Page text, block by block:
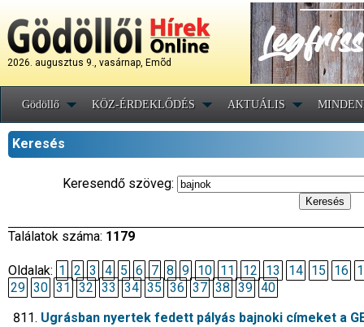
2026. augusztus 9., vasárnap, Emõd
Gödöllő KÖZ-ÉRDEKLŐDÉS AKTUÁLIS
Keresés
Keresendő szöveg:
Találatok száma: 1179
Oldalak: 1 2 3 4 5 6 7 8 9 10 11 12 13 14 15 16
29 30 31 32 33 34 35 36 37 38 39 40
Ugrásban nyertek fedett pályás bajnoki címeket a